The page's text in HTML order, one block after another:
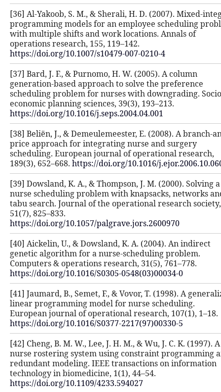
[36] Al-Yakoob, S. M., & Sherali, H.
programming models for an
with multiple shifts and work
operations research, 155, 119–142.
https://doi.org/10.1007/s10479-007-
[37] Bard, J. F., & Purnomo, H. W.
generation-based approach to
scheduling problem for nurses
economic planning sciences, 39(3),
https://doi.org/10.1016/
[38] Beliën, J., & Demeulemeester,
price approach for integrating
scheduling. European journal of
189(3), 652–668.https://doi.org/
[39] Dowsland, K. A., & Thompson,
nurse scheduling problem with
tabu search. Journal of the
https://doi.org/10.1057/
[40] Aickelin, U., & Dowsland, K. A.
genetic algorithm for a nurse-
Computers & operations research,
https://doi.org/10.1016/S0305-
[41] Jaumard, B., Semet, F., &
linear programming model for
European journal of operational
https://doi.org/10.1016/S0377-
[42] Cheng, B. M. W., Lee, J. H. M., &
nurse rostering system using
redundant modeling. IEEE
technology in biomedicine, 1(1),
https://doi.org/10.1109/4233.594027